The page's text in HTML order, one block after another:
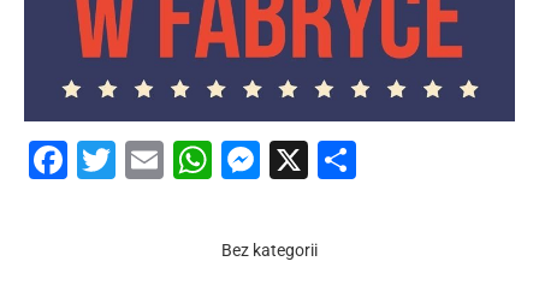
Facebook
Twitter
EmailWhatsApp
Messenger
X
Bez kategorii